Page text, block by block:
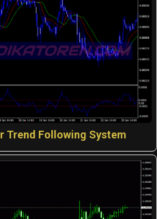
Trend Following System